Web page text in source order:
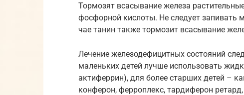
Тормозят всасывание железа
фосфорной кислоты. Не следует
чае танин также тормозит всасывание
Лечение железодефицитных состояний
маленьких детей лучше использовать
актиферрин), для более старших детей –
конферон, ферроплекс, тардиферон